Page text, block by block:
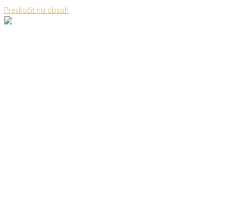
Preskočiť na obsah